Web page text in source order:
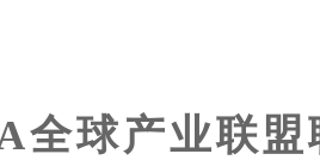
全球产业联